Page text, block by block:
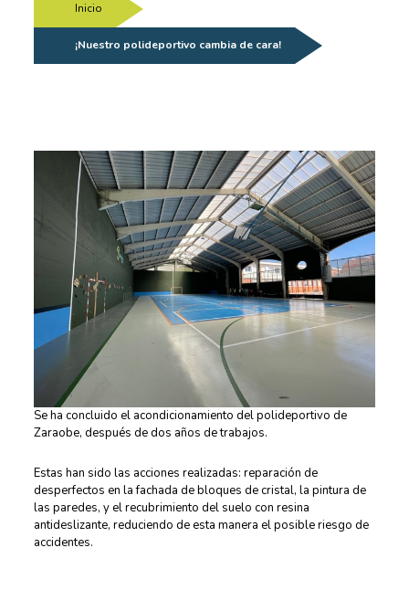
Inicio
¡Nuestro polideportivo cambia de cara!
Se ha concluido el acondicionamiento del polideportivo de
Zaraobe, después de dos años de trabajos.
Estas han sido las acciones realizadas: reparación de
desperfectos en la fachada de bloques de cristal, la pintura de
las paredes, y el recubrimiento del suelo con resina
antideslizante, reduciendo de esta manera el posible riesgo de
accidentes.